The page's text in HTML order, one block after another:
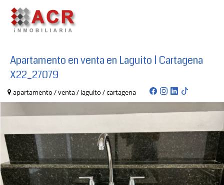
Apartamento en venta en Laguito | Cartagena
X22_27079
apartamento / venta / laguito / cartagena